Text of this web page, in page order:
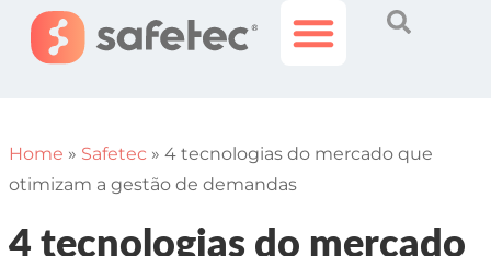
Home » Safetec » 4 tecnologias do mercado que
otimizam a gestão de demandas
4 tecnologias do mercado